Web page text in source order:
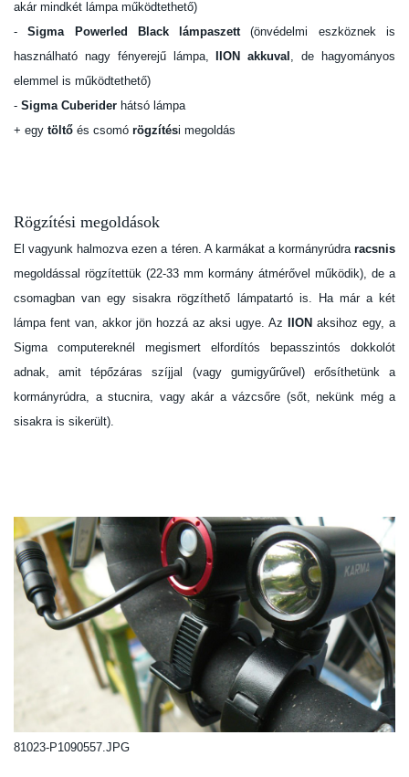
akár mindkét lámpa működtethető)
-Sigma Powerled Black lámpaszett(önvédelmi eszköznek is
használható nagy fényerejű lámpa,
IION akkuval , de hagyományos
elemmel is működtethető)
- Sigma Cuberider hátsó lámpa
+ egy töltő és csomó rögzítési megoldás
Rögzítési megoldások
El vagyunk halmozva ezen a téren. A karmákat a kormányrúdra racsnis
megoldással rögzítettük (22-33 mm kormány átmérővel működik), de a
csomagban van egy sisakra rögzíthető lámpatartó is. Ha már a két
lámpa fent van, akkor jön hozzá az aksi ugye. Az
IION aksihoz egy, a
Sigma computereknél megismert elfordítós bepasszintós dokkolót
adnak, amit tépőzáras szíjjal (vagy gumigyűrűvel) erősíthetünk a
kormányrúdra, a stucnira, vagy akár a vázcsőre (sőt, nekünk még a
sisakra is sikerült).
81023-P1090557.JPG